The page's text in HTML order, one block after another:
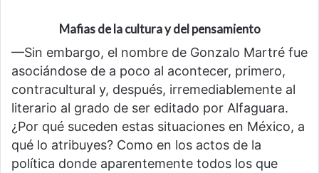
Mafias de la cultura y del pensamiento
—Sin embargo, el nombre de Gonzalo Martré fue
asociándose de a poco al acontecer, primero,
contracultural y, después, irremediablemente al
literario al grado de ser editado por Alfaguara.
¿Por qué suceden estas situaciones en México, a
qué lo atribuyes? Como en los actos de la
política donde aparentemente todos los que